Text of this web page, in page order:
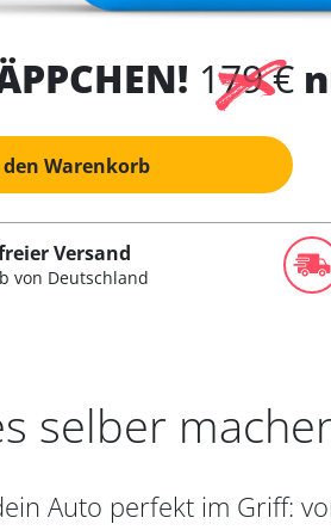
179 €
Warenkorb
Versand
von Deutschland
selber
Auto perfekt im Griff: